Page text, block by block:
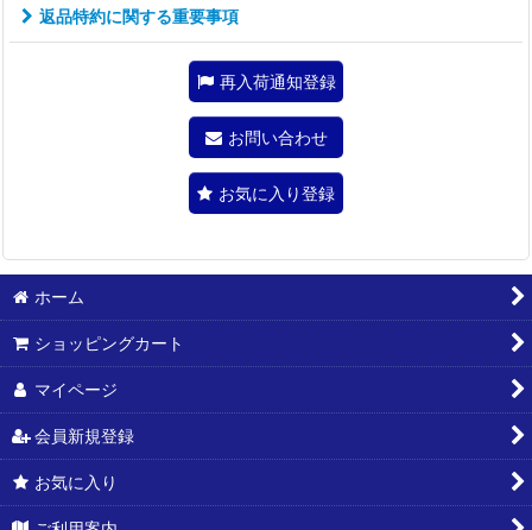
返品特約に関する重要事項
再入荷通知登録
お問い合わせ
お気に入り登録
ホーム
ショッピングカート
マイページ
会員新規登録
お気に入り